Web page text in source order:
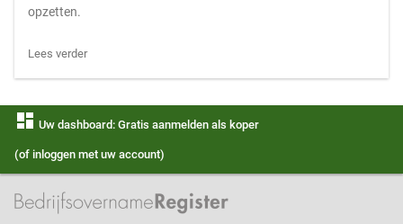
opzetten.
Lees verder
dashboard Uw dashboard: Gratis aanmelden als koper
(of inloggen met uw account)